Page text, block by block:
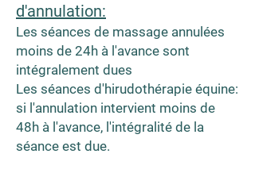
d'annulation:
Les séances de massage annulées
moins de 24h à l'avance sont
intégralement dues
Les séances d'hirudothérapie équine:
si l'annulation intervient moins de
48h à l'avance, l'intégralité de la
séance est due.